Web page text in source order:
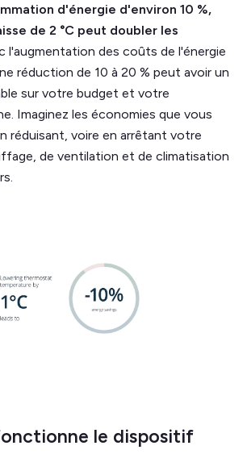
d'énergie d'environ 10 %,
de 2 °C peut doubler les
l'augmentation des coûts de l'énergie
réduction de 10 à 20 % peut avoir un
sur votre budget et votre
Imaginez les économies que vous
réduisant, voire en arrêtant votre
de ventilation et de climatisation
le dispositif